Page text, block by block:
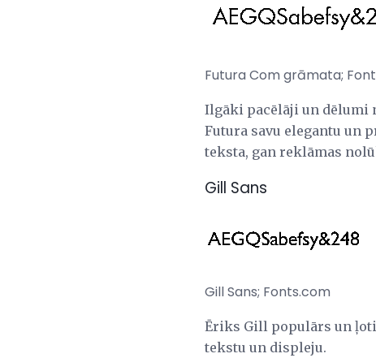
Futura Com grāmata;
Ilgāki pacēlāji un dēlumi
Futura savu elegantu un
teksta, gan reklāmas
Gill Sans
Gill Sans; Fonts.com
Ēriks Gill populārs un
tekstu un displeju.